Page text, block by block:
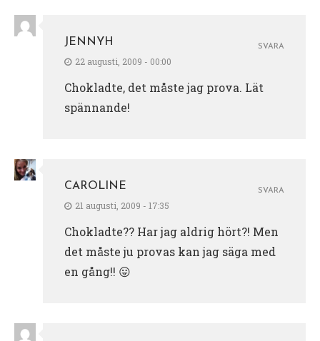
JENNYH
22 augusti, 2009 - 00:00
Chokladte, det måste jag prova. Lät
spännande!
SVARA
CAROLINE
21 augusti, 2009 - 17:35
Chokladte?? Har jag aldrig hört?! Men
det måste ju provas kan jag säga med
en gång!! 😛
SVARA